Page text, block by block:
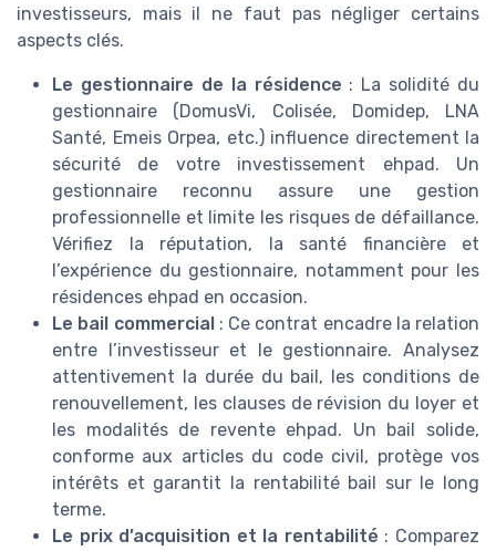
investisseurs, mais il ne faut pas négliger certains
aspects clés.
Le gestionnaire de la résidence : La solidité du
gestionnaire (DomusVi, Colisée, Domidep, LNA
Santé, Emeis Orpea, etc.) influence directement la
sécurité de votre investissement ehpad. Un
gestionnaire reconnu assure une gestion
professionnelle et limite les risques de défaillance.
Vérifiez la réputation, la santé financière et
l’expérience du gestionnaire, notamment pour les
résidences ehpad en occasion.
Le bail commercial : Ce contrat encadre la relation
entre l’investisseur et le gestionnaire. Analysez
attentivement la durée du bail, les conditions de
renouvellement, les clauses de révision du loyer et
les modalités de revente ehpad. Un bail solide,
conforme aux articles du code civil, protège vos
intérêts et garantit la rentabilité bail sur le long
terme.
Le prix d’acquisition et la rentabilité : Comparez